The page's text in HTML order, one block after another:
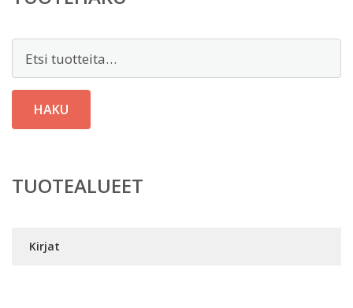
HAKU
TUOTEALUEET
Kirjat